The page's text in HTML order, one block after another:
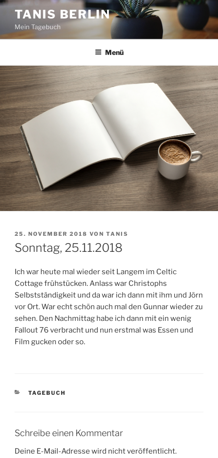
Zum
Inhalt
springen
TANIS BERLIN
Mein Tagebuch
Menü
VERÖFFENTLICHT
AM
25. NOVEMBER 2018 VON TANIS
Sonntag, 25.11.2018
Ich war heute mal wieder seit Langem im Celtic
Cottage frühstücken. Anlass war Christophs
Selbstständigkeit und da war ich dann mit ihm und Jörn
vor Ort. War echt schön auch mal den Gunnar wieder zu
sehen. Den Nachmittag habe ich dann mit ein wenig
Fallout 76 verbracht und nun erstmal was Essen und
Film gucken oder so.
KATEGORIEN
TAGEBUCH
Schreibe einen Kommentar
Deine E-Mail-Adresse wird nicht veröffentlicht.